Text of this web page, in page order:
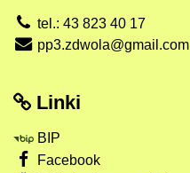
tel.: 43 823 40 17
pp3.zdwola@gmail.com
Linki
BIP
Facebook